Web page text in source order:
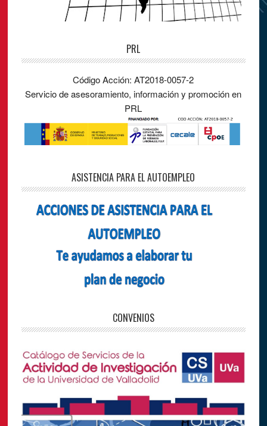
PRL
Código Acción: AT2018-0057-2
Servicio de asesoramiento, información y promoción en
PRL
ASISTENCIA PARA EL AUTOEMPLEO
CONVENIOS